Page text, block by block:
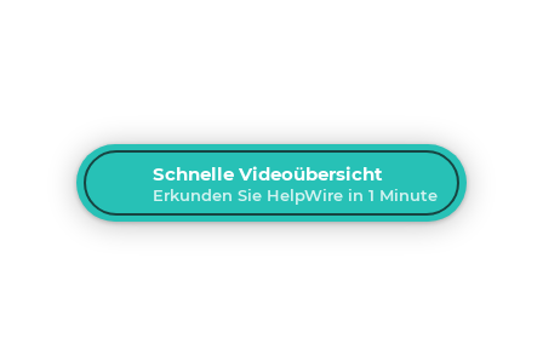
Schnelle Videoübersicht
Erkunden Sie HelpWire in 1 Minute